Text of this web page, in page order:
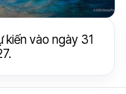
kiến vào ngày 31